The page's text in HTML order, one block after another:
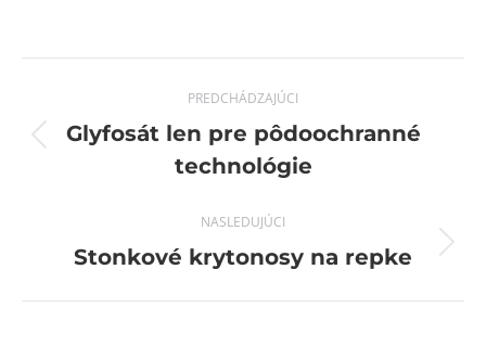
navigation
PREDCHÁDZAJÚCI
Previous
post:
Glyfosát len pre pôdoochranné
technológie
NASLEDUJÚCI
Next
Stonkové krytonosy na repke